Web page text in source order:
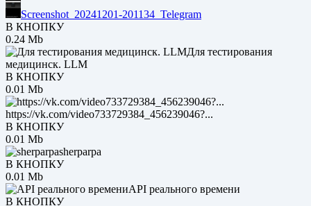
Screenshot_20241201-201134_Telegram
В КНОПКУ
0.24 Mb
Для тестирования
медицинск. LLM
В КНОПКУ
0.01 Mb
https://vk.com/video733729384_456239046?...
В КНОПКУ
0.01 Mb
sherparpa
В КНОПКУ
0.01 Mb
API реального времени
В КНОПКУ